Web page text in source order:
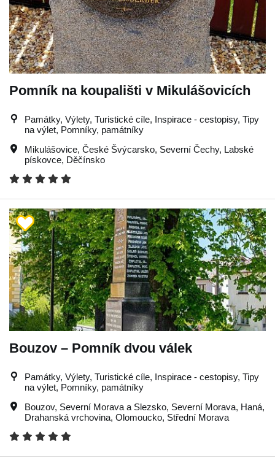
Pomník na koupališti v Mikulášovicích
Památky, Výlety, Turistické cíle, Inspirace - cestopisy, Tipy
na výlet, Pomníky, památníky
Mikulášovice, České Švýcarsko, Severní Čechy, Labské
pískovce, Děčínsko
Bouzov – Pomník dvou válek
Památky, Výlety, Turistické cíle, Inspirace - cestopisy, Tipy
na výlet, Pomníky, památníky
Bouzov, Severní Morava a Slezsko, Severní Morava, Haná,
Drahanská vrchovina, Olomoucko, Střední Morava